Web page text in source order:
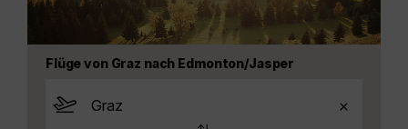
Flüge von Graz nach Edmonton/Jasper